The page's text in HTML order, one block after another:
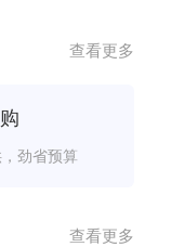
查看更多
劲省预算
查看更多